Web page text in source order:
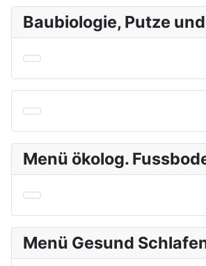
Baubiologie, Putze
Menü ökolog.
Menü Gesund